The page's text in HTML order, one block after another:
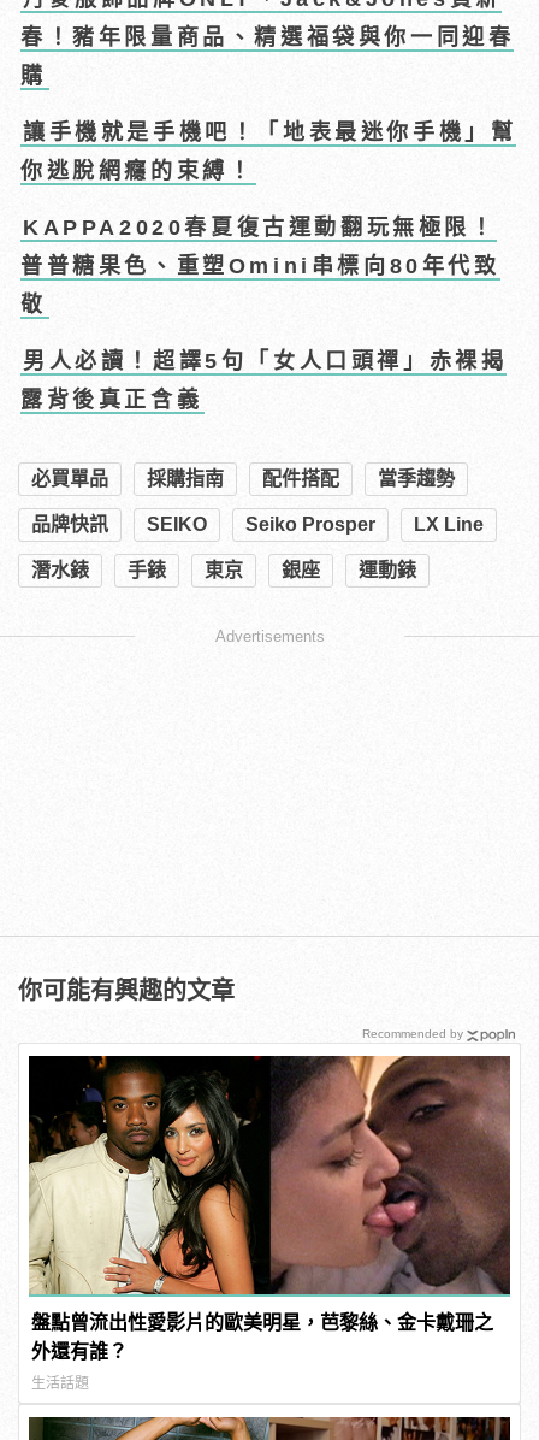
春！豬年限量商品、精選福袋與你一同迎春
購
讓手機就是手機吧！「地表最迷你手機」幫
你逃脫網癮的束縛！
KAPPA2020春夏復古運動翻玩無極限！
普普糖果色、重塑Omini串標向80年代致
敬
男人必讀！超譯5句「女人口頭禪」赤裸揭
露背後真正含義
必買單品 採購指南 配件搭配 當季趨勢
品牌快訊 SEIKO Seiko Prosper LX Line
潛水錶 手錶 東京 銀座 運動錶
Advertisements
你可能有興趣的文章
盤點曾流出性愛影片的歐美明星，芭黎絲、金卡戴珊之
外還有誰？
生活話題
Recommended by